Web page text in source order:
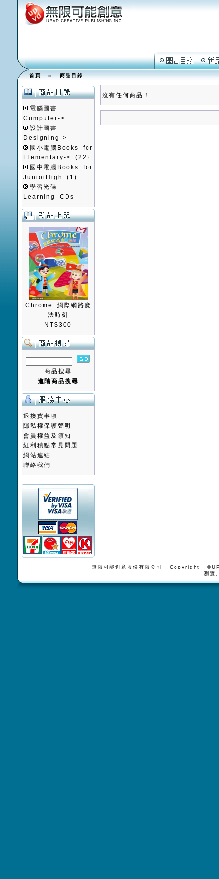
首頁»商品目錄
電腦圖書
Cumputer->
設計圖書
Designing->
國小電腦Books for
Elementary->
(22)
國中電腦Books for
JuniorHigh
(1)
學習光碟
Learning CDs
Chrome 網際網路魔
法時刻
NT$300
商品搜尋
進階商品搜尋
退換貨事項
隱私權保護聲明
會員權益及須知
紅利積點常見問題
網站連結
聯絡我們
沒有任何商品！
無限可能創意股份有限公司 Copyright
瀏